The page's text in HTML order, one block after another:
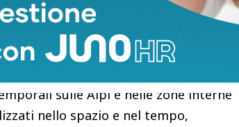
faranno enorme fatica a scendere
impedendo il naturale
del sonno. A causa della tantissima
dai mari con queste
sulle Alpi e nelle zone interne
nello spazio e nel tempo,